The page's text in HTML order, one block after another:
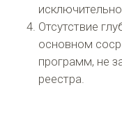
Отсутствие
основном
программ, не
реестра.